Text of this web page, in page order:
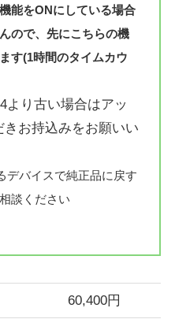
能をONにしている場合
ので、先にこちらの機
す(1時間のタイムカウ
より古い場合はアッ
お持込みをお願いい
デバイスで純正品に戻す
談ください
60,400円